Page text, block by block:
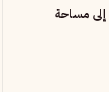
إلى مساحة